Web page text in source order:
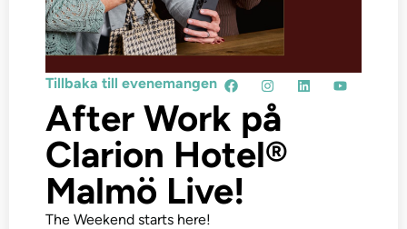
Tillbaka till evenemangen
After Work på
Clarion Hotel®
Malmö Live!
The Weekend starts here!